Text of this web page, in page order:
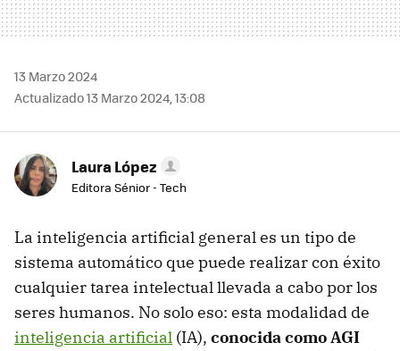
13 Marzo 2024
Actualizado 13 Marzo 2024, 13:08
Laura López
Editora Sénior - Tech
La inteligencia artificial general es un tipo de
sistema automático que puede realizar con éxito
cualquier tarea intelectual llevada a cabo por los
seres humanos. No solo eso: esta modalidad de
inteligencia artificial (IA), conocida como AGI